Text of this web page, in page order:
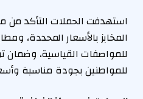
استهدفت الحملات التأكد من
المخابز بالأسعار المحددة،
للمواصفات القياسية، وضمان
للمواطنين بجودة مناسبة